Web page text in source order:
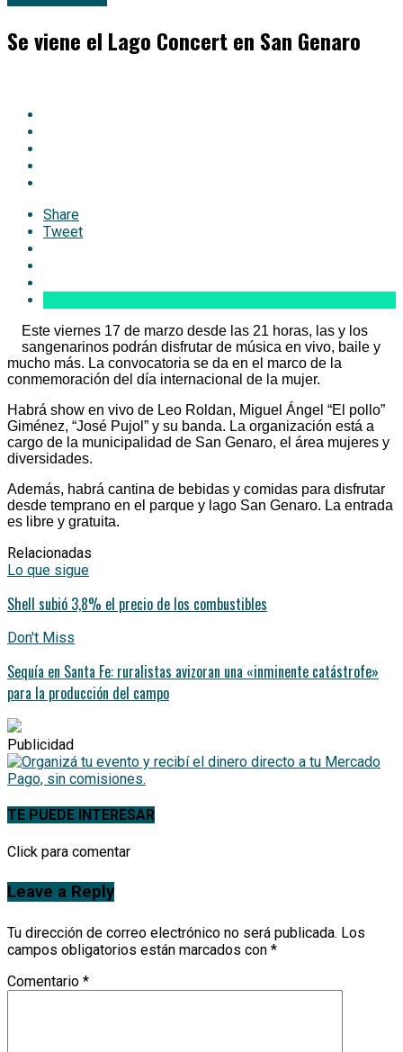
Se viene el Lago Concert en San Genaro
Share
Tweet
Este viernes 17 de marzo desde las 21 horas, las y los
sangenarinos podrán disfrutar de música en vivo, baile y
mucho más. La convocatoria se da en el marco de la
conmemoración del día internacional de la mujer.
Habrá show en vivo de Leo Roldan, Miguel Ángel “El pollo”
Giménez, “José Pujol” y su banda. La organización está a
cargo de la municipalidad de San Genaro, el área mujeres y
diversidades.
Además, habrá cantina de bebidas y comidas para disfrutar
desde temprano en el parque y lago San Genaro. La entrada
es libre y gratuita.
Relacionadas
Lo que sigue
Shell subió 3,8% el precio de los combustibles
Don't Miss
Sequía en Santa Fe: ruralistas avizoran una «inminente catástrofe»
para la producción del campo
Publicidad
TE PUEDE INTERESAR
Click para comentar
Leave a Reply
Tu dirección de correo electrónico no será publicada. Los
campos obligatorios están marcados con *
Comentario *